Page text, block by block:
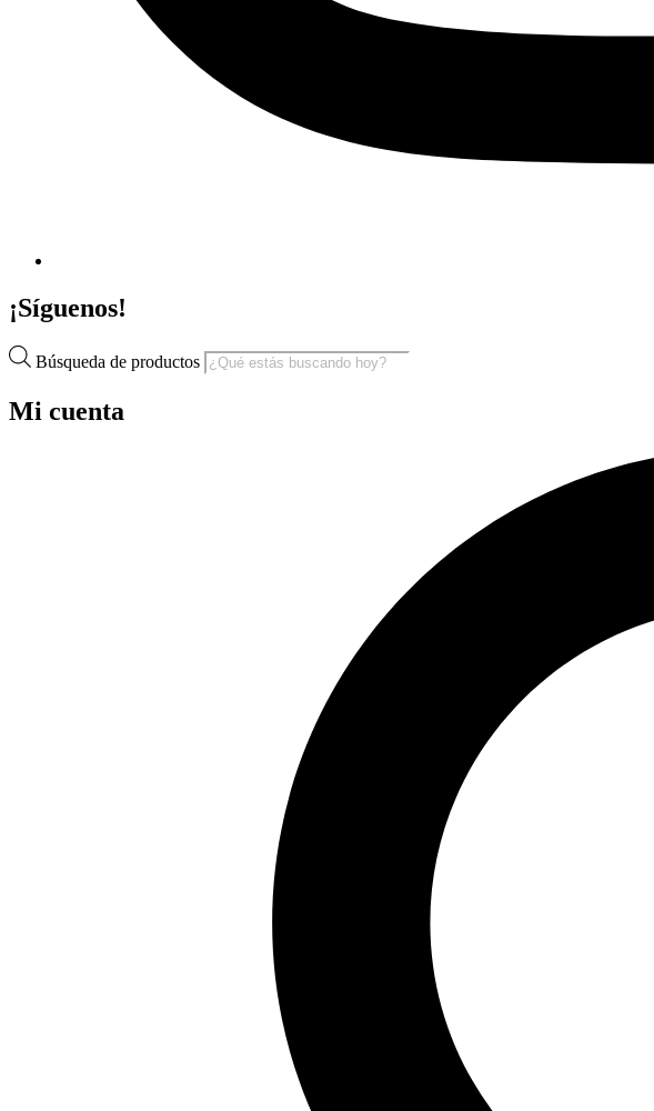
¡Síguenos!
Búsqueda de productos
Mi cuenta